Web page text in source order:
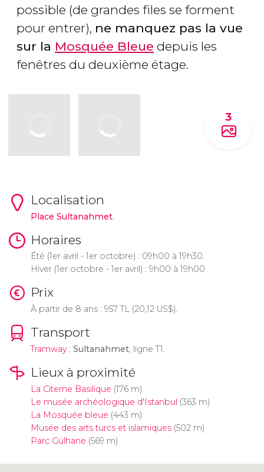
possible (de grandes files se forment
pour entrer), ne manquez pas la vue
sur la Mosquée Bleue depuis les
fenêtres du deuxième étage.
3
Localisation
Place Sultanahmet.
Horaires
Été (1er avril - 1er octobre) : 09h00 à 19h30.
Hiver (1er octobre - 1er avril) : 9h00 à 19h00
Prix
À partir de 8 ans : 957TL(20,12 US$).
Transport
Tramway: Sultanahmet, ligne T1.
Lieux à proximité
La Citerne Basilique (176 m)
Le musée archéologique d'Istanbul (363 m)
La Mosquée bleue (443 m)
Musée des arts turcs et islamiques (502 m)
Parc Gülhane (569 m)